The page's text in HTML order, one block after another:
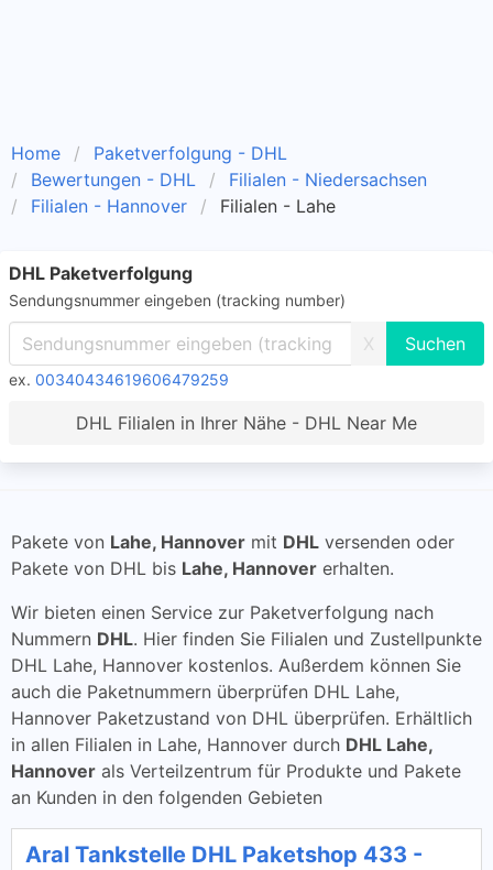
Home
Paketverfolgung - DHL
Bewertungen - DHL
Filialen - Niedersachsen
Filialen - Hannover
Filialen - Lahe
DHL Paketverfolgung
Sendungsnummer eingeben (tracking number)
X
ex. 00340434619606479259
DHL Filialen in Ihrer Nähe - DHL Near Me
Pakete von Lahe, Hannover mit DHL versenden oder
Pakete von DHL bis Lahe, Hannover erhalten.
Wir bieten einen Service zur Paketverfolgung nach
Nummern DHL. Hier finden Sie Filialen und Zustellpunkte
DHL Lahe, Hannover kostenlos. Außerdem können Sie
auch die Paketnummern überprüfen DHL Lahe,
Hannover Paketzustand von DHL überprüfen. Erhältlich
in allen Filialen in Lahe, Hannover durch DHL Lahe,
Hannover als Verteilzentrum für Produkte und Pakete
an Kunden in den folgenden Gebieten
Aral Tankstelle DHL Paketshop 433 -